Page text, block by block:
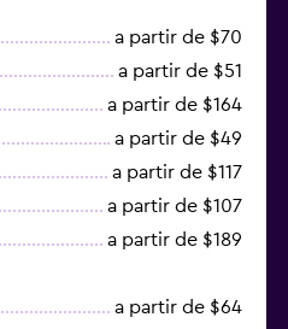
a partir de $70
a partir de $51
a partir de $164
a partir de $49
a partir de $117
a partir de $107
a partir de $189
a partir de $64